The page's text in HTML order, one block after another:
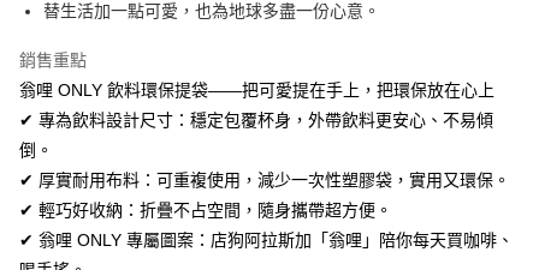
相關說明
AFTEE先享後付是「在收到商品之後才付款」的支付方式。 讓您購物簡單
便利好安心！
１．簡單：不需註冊會員、不需綁卡、不需儲值。
２．便利：只要手機號碼，簡訊認證，即可結帳。
３．安心：先確認商品／服務後，再付款。
【「AFTEE先享後付」結帳流程】
１．於結帳方式選擇「AFTEE先享後付」後，將跳轉至「AFTEE先享後付」
結帳頁面，進行簡訊認證並確認金額後，即可完成結帳。
２．訂單成立數日內，您將收到繳費通知簡訊。
ATM付款
運送方式
全家取貨付款
每筆NT$60，滿NT$1,380(含以上)免運費
付款後全家取貨
每筆NT$60，滿NT$1,380(含以上)免運費
替生活加一點可愛，也為地球多盡一份心意。
銷售重點
翁哩 ONLY 飲料環保提袋——把可愛提在手上，把環保放在心上
✔ 專為飲料設計尺寸：穩定包覆杯身，外帶飲料更安心、不易傾
倒。
✔ 厚實耐用布料：可重複使用，減少一次性塑膠袋，實用又環保。
✔ 輕巧好收納：折疊不占空間，隨身攜帶超方便。
✔ 翁哩 ONLY 專屬圖案：店狗阿拉斯加「翁哩」陪你每天買咖啡、